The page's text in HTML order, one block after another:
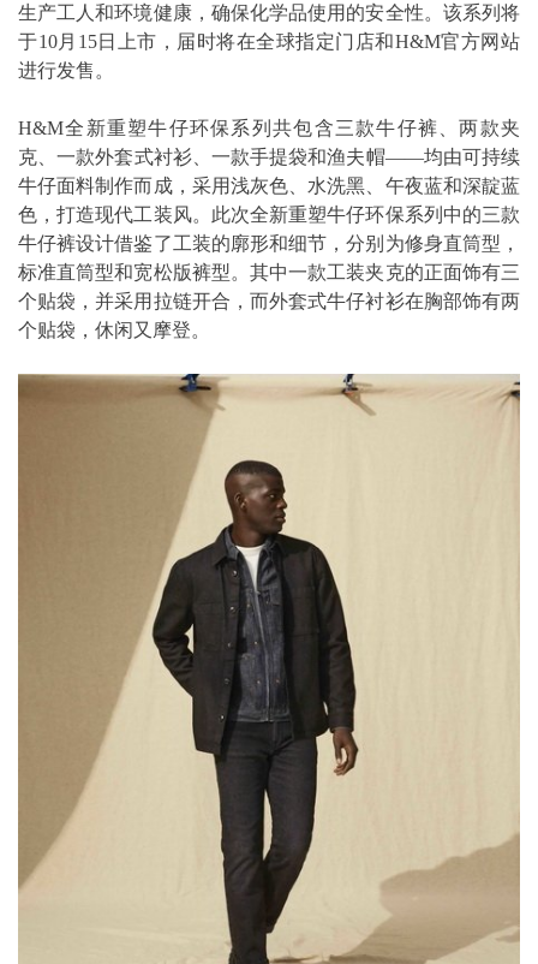
生产工人和环境健康，确保化学品使用的安全性。该系列将
于10月15日上市，届时将在全球指定门店和H&M官方网站
进行发售。
H&M全新重塑牛仔环保系列共包含三款牛仔裤、两款夹
克、一款外套式衬衫、一款手提袋和渔夫帽——均由可持续
牛仔面料制作而成，采用浅灰色、水洗黑、午夜蓝和深靛蓝
色，打造现代工装风。此次全新重塑牛仔环保系列中的三款
牛仔裤设计借鉴了工装的廓形和细节，分别为修身直筒型，
标准直筒型和宽松版裤型。其中一款工装夹克的正面饰有三
个贴袋，并采用拉链开合，而外套式牛仔衬衫在胸部饰有两
个贴袋，休闲又摩登。